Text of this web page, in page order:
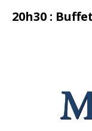
20h30 :